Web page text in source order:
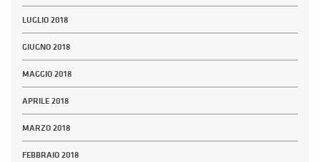
LUGLIO 2018
GIUGNO 2018
MAGGIO 2018
APRILE 2018
MARZO 2018
FEBBRAIO 2018